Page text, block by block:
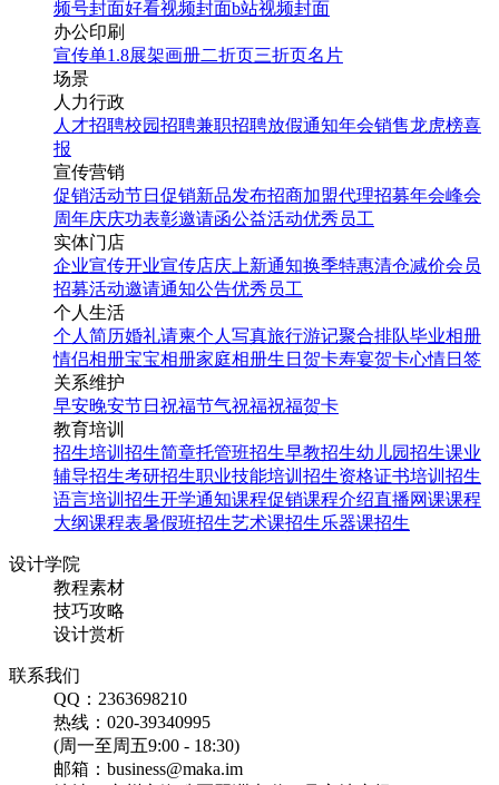
频号封面好看视频封面b站视频封面
办公印刷
宣传单1.8展架画册二折页三折页名片
场景
人力行政
人才招聘校园招聘兼职招聘放假通知年会销售龙虎榜喜
报
宣传营销
促销活动节日促销新品发布招商加盟代理招募年会峰会
周年庆庆功表彰邀请函公益活动优秀员工
实体门店
企业宣传开业宣传店庆 上新通知换季特惠清仓减价会员
招募活动邀请通知公告优秀员工
个人生活
个人简历婚礼请柬个人写真旅行游记聚合排队毕业相册
情侣相册宝宝相册家庭相册生日贺卡寿宴贺卡心情日签
关系维护
早安晚安节日祝福节气祝福祝福贺卡
教育培训
招生培训 招生简章托管班招生早教招生幼儿园招生课业
辅导招生考研招生职业技能培训招生资格证书培训招生
语言培训招生开学通知课程促销课程介绍直播网课课程
大纲课程表暑假班招生艺术课招生乐器课招生
设计学院
教程素材
技巧攻略
设计赏析
联系我们
QQ：2363698210
热线：020-39340995
(周一至周五9:00 - 18:30)
邮箱：business@maka.im